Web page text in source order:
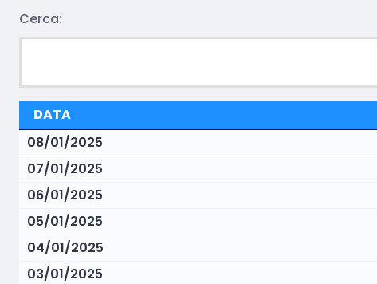
Cerca:
DATA
08/01/2025
07/01/2025
06/01/2025
05/01/2025
04/01/2025
03/01/2025